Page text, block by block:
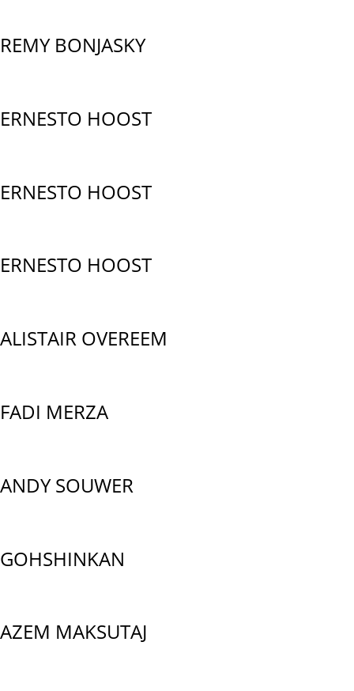
REMY BONJASKY
ERNESTO HOOST
ERNESTO HOOST
ERNESTO HOOST
ALISTAIR OVEREEM
FADI MERZA
ANDY SOUWER
GOHSHINKAN
AZEM MAKSUTAJ